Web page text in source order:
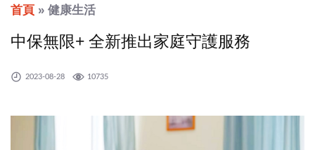
首頁 » 健康生活
中保無限+ 全新推出家庭守護服務
2023-08-28 10735